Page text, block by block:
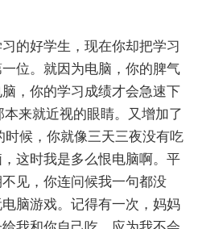
的好学生，现在你却把学习
位。就因为电脑，你的脾气
，你的学习成绩才会急速下
来就近视的眼睛。又增加了
候，你就像三天三夜没有吃
这时我是多么恨电脑啊。平
见，你连问候我一句都没
脑游戏。记得有一次，妈妈